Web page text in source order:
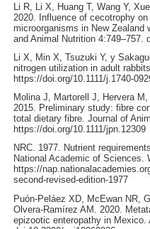
Li R, Li X, Huang T, Wang Y,
2020. Influence of cecotrophy
microorganisms in New Zealand
and Animal Nutrition 4:749–757.
Li X, Min X, Tsuzuki Y, y
nitrogen utilization in adult
https://doi.org/10.1111/j.1740-
Molina J, Martorell J, Hervera
2015. Preliminary study: fibre
total dietary fibre. Journal of
https://doi.org/10.1111/jpn.12309
NRC. 1977. Nutrient
National Academic of Sciences.
https://
second-revised-edition-1977
Puón-Peláez XD, McEwan NR,
Olvera-Ramírez AM. 2020.
epizootic enteropathy in Mexico.